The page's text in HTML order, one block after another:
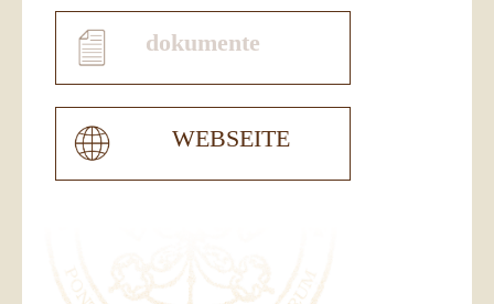
dokumente
WEBSEITE